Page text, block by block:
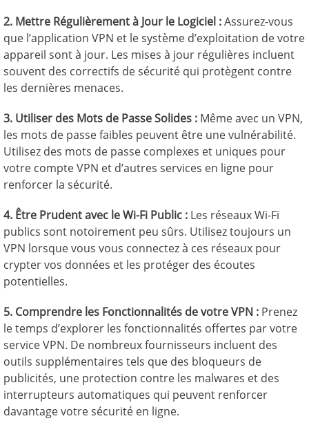
2. Mettre Régulièrement à Jour le Logiciel :Assurez-vous
que l’application VPN et le système d’exploitation de votre
appareil sont à jour. Les mises à jour régulières incluent
souvent des correctifs de sécurité qui protègent contre
les dernières menaces.
3. Utiliser des Mots de Passe Solides : Même avec un VPN,
les mots de passe faibles peuvent être une vulnérabilité.
Utilisez des mots de passe complexes et uniques pour
votre compte VPN et d’autres services en ligne pour
renforcer la sécurité.
4. Être Prudent avec le Wi-Fi Public : Les réseaux Wi-Fi
publics sont notoirement peu sûrs. Utilisez toujours un
VPN lorsque vous vous connectez à ces réseaux pour
crypter vos données et les protéger des écoutes
potentielles.
5. Comprendre les Fonctionnalités de votre VPN : Prenez
le temps d’explorer les fonctionnalités offertes par votre
service VPN. De nombreux fournisseurs incluent des
outils supplémentaires tels que des bloqueurs de
publicités, une protection contre les malwares et des
interrupteurs automatiques qui peuvent renforcer
davantage votre sécurité en ligne.